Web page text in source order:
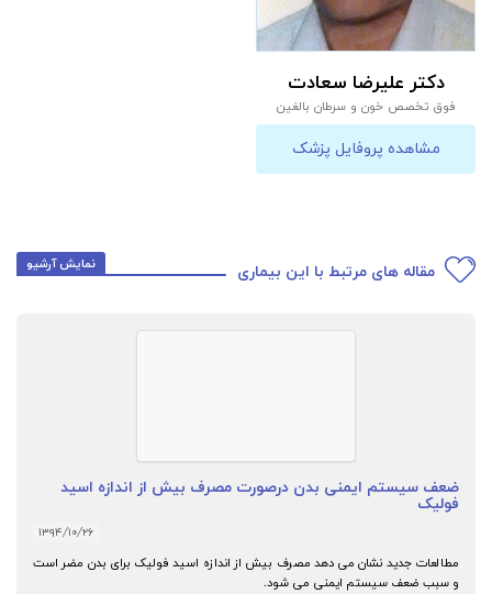
دکتر علیرضا سعادت
فوق تخصص خون و سرطان بالغین
مشاهده پروفایل پزشک
مقاله های مرتبط با این بیماری نمایش آرشیو
ضعف سیستم ایمنی بدن درصورت مصرف بیش از اندازه اسید
فولیک
۱۳۹۴/۱۰/۲۶
مطالعات جدید نشان می دهد مصرف بیش از اندازه اسید فولیک برای بدن مضر است
و سبب ضعف سیستم ایمنی می شود.